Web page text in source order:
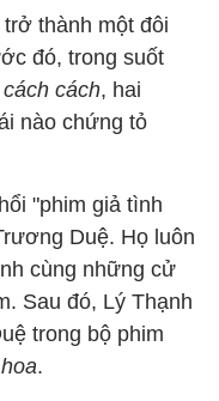
thành một đôi
đó, trong suốt
cách, hai
nào chứng tỏ
"phim giả tình
Duệ. Họ luôn
cùng những cử
Sau đó, Lý Thạnh
trong bộ phim
.